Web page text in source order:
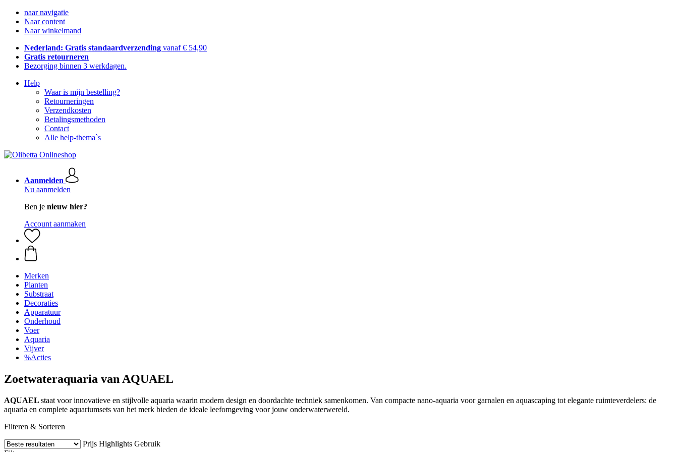
naar navigatie
Naar content
Naar winkelmand
Nederland: Gratis standaardverzending vanaf € 54,90
Gratis retourneren
Bezorging binnen 3 werkdagen.
Help
Waar is mijn bestelling?
Retourneringen
Verzendkosten
Betalingsmethoden
Contact
Alle help-thema`s
Aanmelden
Nu aanmelden
Ben je nieuw hier?
Account aanmaken
Merken
Planten
Substraat
Decoraties
Apparatuur
Onderhoud
Voer
Aquaria
Vijver
%Acties
Zoetwateraquaria van AQUAEL
AQUAEL staat voor innovatieve en stijlvolle aquaria waarin modern design en doordachte techniek samenkomen. Van compacte nano-aquaria voor garnalen en aquascaping tot elegante ruimteverdelers: de
aquaria en complete aquariumsets van het merk bieden de ideale leefomgeving voor jouw onderwaterwereld.
Filteren & Sorteren
Prijs Highlights Gebruik